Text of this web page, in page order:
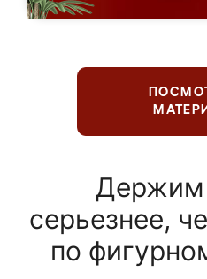
Держим
серьезнее,
по